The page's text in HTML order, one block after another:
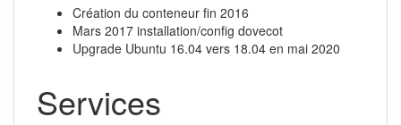
Création du conteneur fin 2016
Mars 2017 installation/config dovecot
Upgrade Ubuntu 16.04 vers 18.04 en mai 2020
Services